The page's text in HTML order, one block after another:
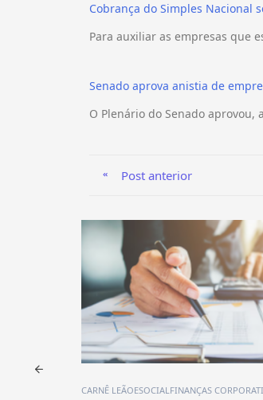
Cobrança do Simples Nacional
Para auxiliar as empresas que
Senado aprova anistia de
O Plenário do Senado aprovou,
Post anterior
CONTABILIDADEFÉRIASGESTÃORH